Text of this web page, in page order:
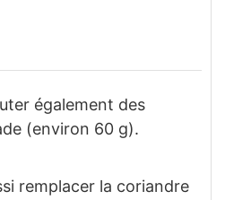
également des
(environ 60 g).
remplacer la coriandre